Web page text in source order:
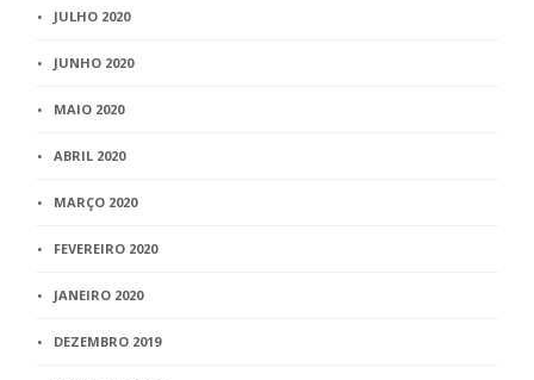
JULHO 2020
JUNHO 2020
MAIO 2020
ABRIL 2020
MARÇO 2020
FEVEREIRO 2020
JANEIRO 2020
DEZEMBRO 2019